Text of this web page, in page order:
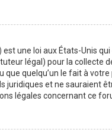
une loi aux États-Unis
légal) pour la collecte
que quelqu’un le fait à
et ne sauraient
légales concernant ce